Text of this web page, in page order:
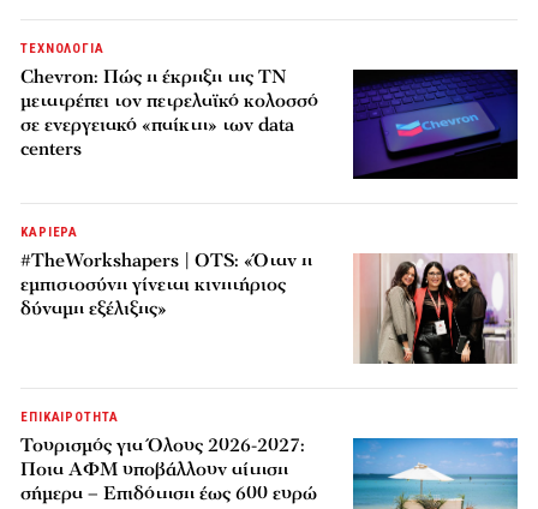
ΤΕΧΝΟΛΟΓΙΑ
Chevron: Πώς η έκρηξη της ΤΝ
μετατρέπει τον πετρελαϊκό κολοσσό
σε ενεργειακό «παίκτη» των data
centers
ΚΑΡΙΕΡΑ
#TheWorkshapers | OTS: «Όταν η
εμπιστοσύνη γίνεται κινητήριος
δύναμη εξέλιξης»
ΕΠΙΚΑΙΡΟΤΗΤΑ
Τουρισμός για Όλους 2026-2027:
Ποια ΑΦΜ υποβάλλουν αίτηση
σήμερα – Επιδότηση έως 600 ευρώ